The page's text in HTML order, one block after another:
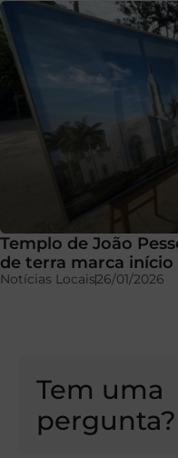
Templo de João
de terra marca início
Notícias Locais26/01/2026
Tem uma
pergunta?